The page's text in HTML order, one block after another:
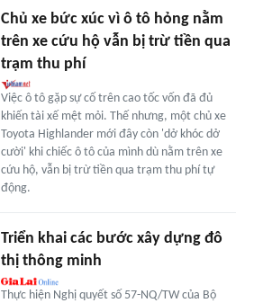
Chủ xe bức xúc vì ô tô hỏng nằm
trên xe cứu hộ vẫn bị trừ tiền qua
trạm thu phí
Việc ô tô gặp sự cố trên cao tốc vốn đã đủ
khiến tài xế mệt mỏi. Thế nhưng, một chủ xe
Toyota Highlander mới đây còn 'dở khóc dở
cười' khi chiếc ô tô của mình dù nằm trên xe
cứu hộ, vẫn bị trừ tiền qua trạm thu phí tự
động.
Triển khai các bước xây dựng đô
thị thông minh
Thực hiện Nghị quyết số 57-NQ/TW của Bộ